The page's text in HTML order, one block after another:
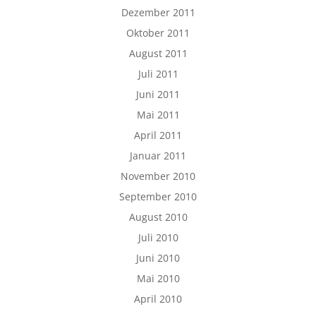
Dezember 2011
Oktober 2011
August 2011
Juli 2011
Juni 2011
Mai 2011
April 2011
Januar 2011
November 2010
September 2010
August 2010
Juli 2010
Juni 2010
Mai 2010
April 2010